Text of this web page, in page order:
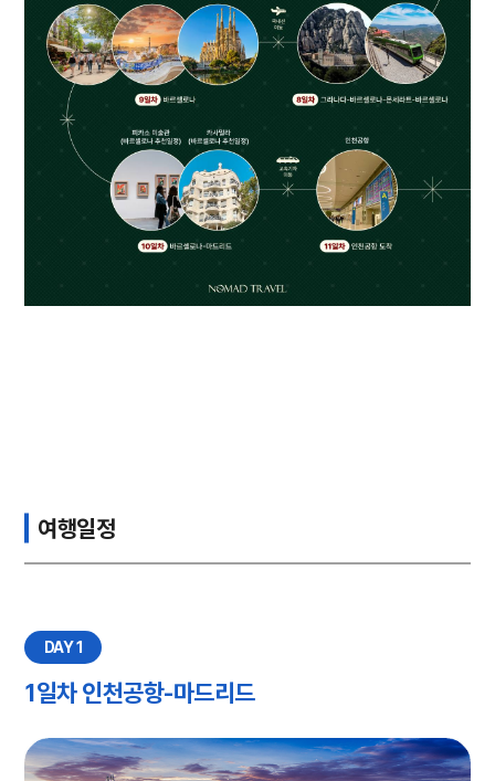
여행일정
DAY 1
1일차 인천공항-마드리드